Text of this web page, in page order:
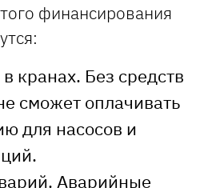
финансирования
кранах. Без средств
сможет оплачивать
для насосов и
Аварийные